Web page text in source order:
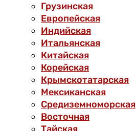
Грузинская
Европейская
Индийская
Итальянская
Китайская
Корейская
Крымскотатарская
Мексиканская
Средиземноморская
Восточная